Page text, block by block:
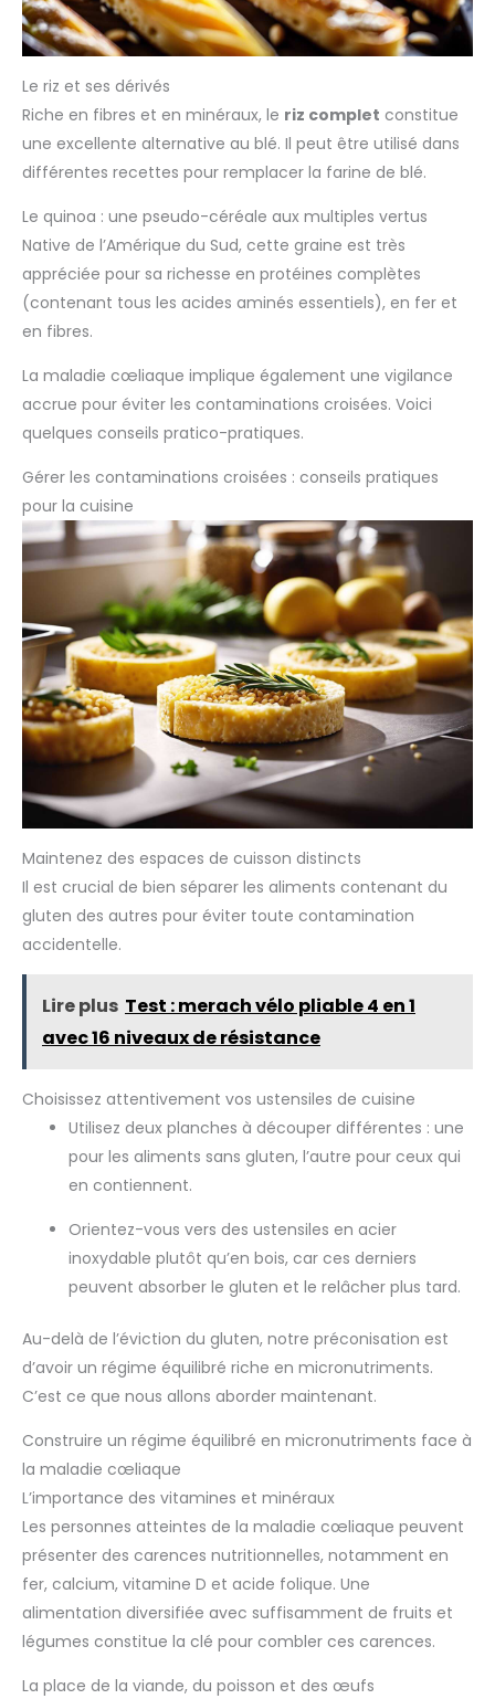
Le riz et ses dérivés
Riche en fibres et en minéraux, le riz complet constitue
une excellente alternative au blé. Il peut être utilisé dans
différentes recettes pour remplacer la farine de blé.
Le quinoa : une pseudo-céréale aux multiples vertus
Native de l’Amérique du Sud, cette graine est très
appréciée pour sa richesse en protéines complètes
(contenant tous les acides aminés essentiels), en fer et
en fibres.
La maladie cœliaque implique également une vigilance
accrue pour éviter les contaminations croisées. Voici
quelques conseils pratico-pratiques.
Gérer les contaminations croisées : conseils pratiques
pour la cuisine
Maintenez des espaces de cuisson distincts
Il est crucial de bien séparer les aliments contenant du
gluten des autres pour éviter toute contamination
accidentelle.
Lire plus Test : merach vélo pliable 4 en 1
avec 16 niveaux de résistance
Choisissez attentivement vos ustensiles de cuisine
Utilisez deux planches à découper différentes : une
pour les aliments sans gluten, l’autre pour ceux qui
en contiennent.
Orientez-vous vers des ustensiles en acier
inoxydable plutôt qu’en bois, car ces derniers
peuvent absorber le gluten et le relâcher plus tard.
Au-delà de l’éviction du gluten, notre préconisation est
d’avoir un régime équilibré riche en micronutriments.
C’est ce que nous allons aborder maintenant.
Construire un régime équilibré en micronutriments face à
la maladie cœliaque
L’importance des vitamines et minéraux
Les personnes atteintes de la maladie cœliaque peuvent
présenter des carences nutritionnelles, notamment en
fer, calcium, vitamine D et acide folique. Une
alimentation diversifiée avec suffisamment de fruits et
légumes constitue la clé pour combler ces carences.
La place de la viande, du poisson et des œufs